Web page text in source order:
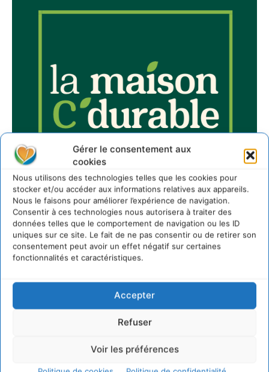
Gérer le consentement aux
cookies
Nous utilisons des technologies telles que les cookies pour
stocker et/ou accéder aux informations relatives aux appareils.
Nous le faisons pour améliorer l’expérience de navigation.
Consentir à ces technologies nous autorisera à traiter des
données telles que le comportement de navigation ou les ID
uniques sur ce site. Le fait de ne pas consentir ou de retirer son
consentement peut avoir un effet négatif sur certaines
fonctionnalités et caractéristiques.
Accepter
Refuser
Voir les préférences
Sur Cdurable
Comment le sol français a perdu sa mémoire
hydrique et déréglé tout le territoire (2020-2026)
Développer notre attention aux espèces vivantes
non humaines avec les communs de Zoepolis